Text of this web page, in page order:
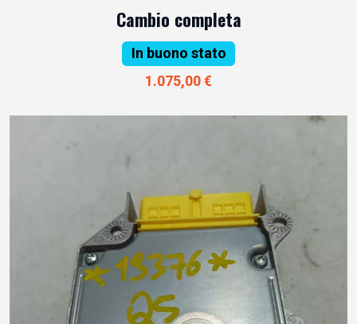
Cambio completa
In buono stato
1.075,00 €